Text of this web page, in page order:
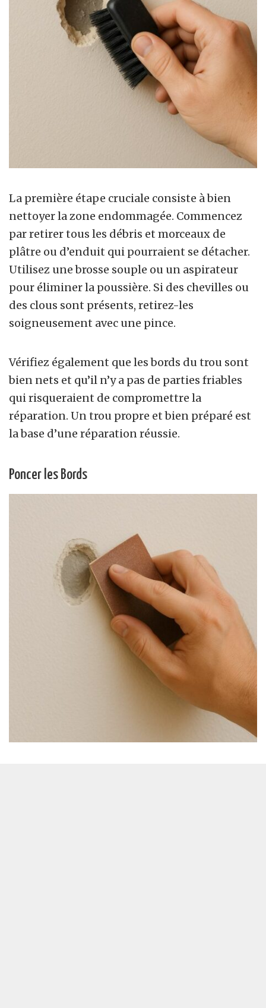
La première étape cruciale consiste à bien
nettoyer la zone endommagée. Commencez
par retirer tous les débris et morceaux de
plâtre ou d’enduit qui pourraient se détacher.
Utilisez une brosse souple ou un aspirateur
pour éliminer la poussière. Si des chevilles ou
des clous sont présents, retirez-les
soigneusement avec une pince.
Vérifiez également que les bords du trou sont
bien nets et qu’il n’y a pas de parties friables
qui risqueraient de compromettre la
réparation. Un trou propre et bien préparé est
la base d’une réparation réussie.
Poncer les Bords